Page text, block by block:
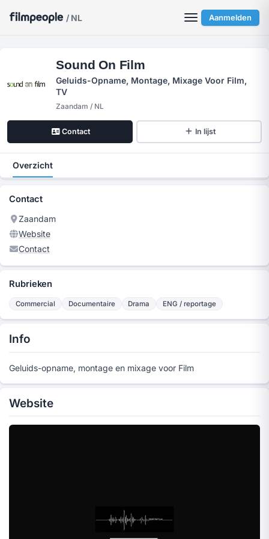
/ NL Aanmelden
Sound On Film
Geluids-Opname, Montage, Mixage Voor Film,
TV
Zaandam / NL
Contact In lijst
Overzicht
Contact
Zaandam
Website
Contact
Rubrieken
Commercial Documentaire Drama ENG / reportage
Info
Geluids-opname, montage en mixage voor Film
Website